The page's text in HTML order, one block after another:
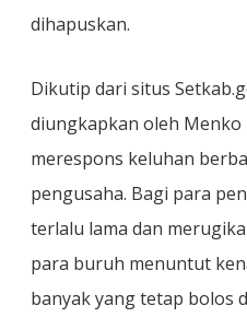
dihapuskan.
Dikutip dari situs
diungkapkan oleh Menko
merespons keluhan
pengusaha. Bagi para
terlalu lama dan
para buruh menuntut
banyak yang tetap bolos